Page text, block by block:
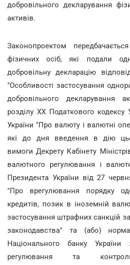
добровільного декларування
активів.
Законопроектом
фізичних осіб, які подали
добровільну декларацію
"Особливості застосування
добровільного декларування
розділу XX Податкового кодексу
України "Про валюту і валютні
які до дня введення в дію
вимоги Декрету Кабінету
валютного регулювання і
Президента України від 27
"Про врегулювання порядку
кредитів, позик в іноземній
застосування штрафних санкцій
законодавства" та (або)
Національного банку
регулювання та